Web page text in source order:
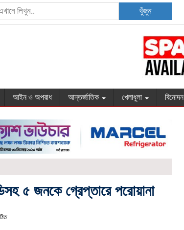
খুঁজুন
আইন ও অপরাধ আন্তর্জাতিক খেলাধুলা বিনোদন
৫ জনকে গ্রেপ্তারে পরোয়ানা